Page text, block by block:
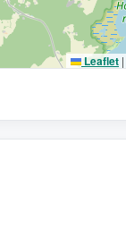
Leaflet |